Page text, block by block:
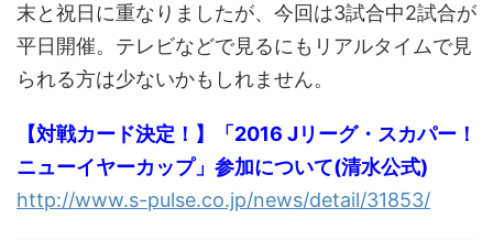
末と祝日に重なりましたが、今回は3試合中2試合が
平日開催。テレビなどで見るにもリアルタイムで見
られる方は少ないかもしれません。
【対戦カード決定！】「2016 Jリーグ・スカパー！
ニューイヤーカップ」参加について(清水公式)
http://www.s-pulse.co.jp/news/detail/31853/